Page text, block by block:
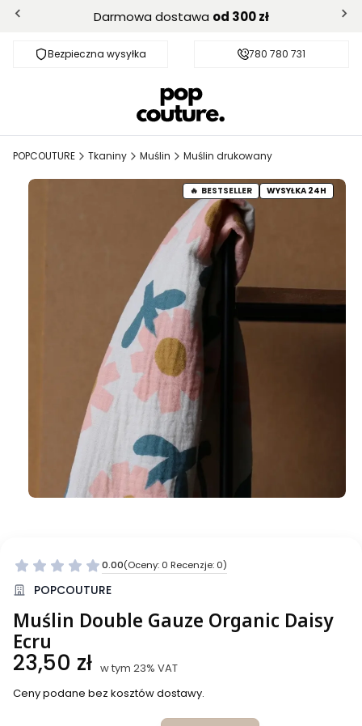
Darmowa dostawa od 300 zł
Bezpieczna wysyłka Darmowa dostawa od 300 zł
780 780 731
POPCOUTURE Tkaniny Muślin Muślin drukowany
BESTSELLER WYSYŁKA 24H
0.00(Oceny: 0 Recenzje: 0)
Przejdź do sekcji Opinie
POPCOUTURE
Muślin Double Gauze Organic Daisy
Ecru
Cena
23,50 zł w tym 23% VAT
w tym 23% VAT
Ceny podane bez kosztów dostawy.